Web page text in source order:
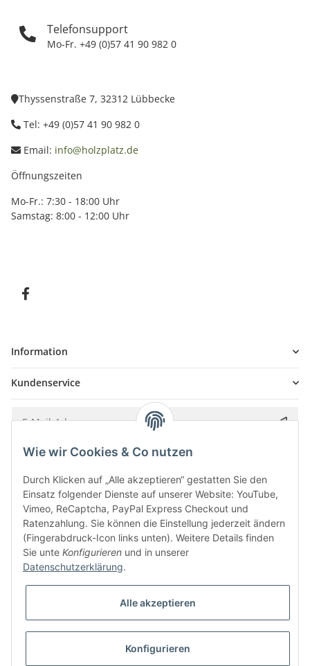
Telefonsupport
Mo-Fr. +49 (0)57 41 90 982 0
Thyssenstraße 7, 32312 Lübbecke
Tel: +49 (0)57 41 90 982 0
Email: info@holzplatz.de
Öffnungszeiten
Mo-Fr.: 7:30 - 18:00 Uhr
Samstag: 8:00 - 12:00 Uhr
Information
Kundenservice
Bitte senden Sie mir entsprechend IhrerDatenschutzerklärung
* Alle Preise inkl. gesetzlicher USt., zzgl.
Besucherzähler: 5850668
Wie wir Cookies & Co nutzen
Durch Klicken auf „Alle akzeptieren“ gestatten Sie den
Einsatz folgender Dienste auf unserer Website: YouTube,
Vimeo, ReCaptcha, PayPal Express Checkout und
Ratenzahlung. Sie können die Einstellung jederzeit ändern
(Fingerabdruck-Icon links unten). Weitere Details finden
Sie unte Konfigurieren und in unserer
Datenschutzerklärung.
Alle akzeptieren
Konfigurieren